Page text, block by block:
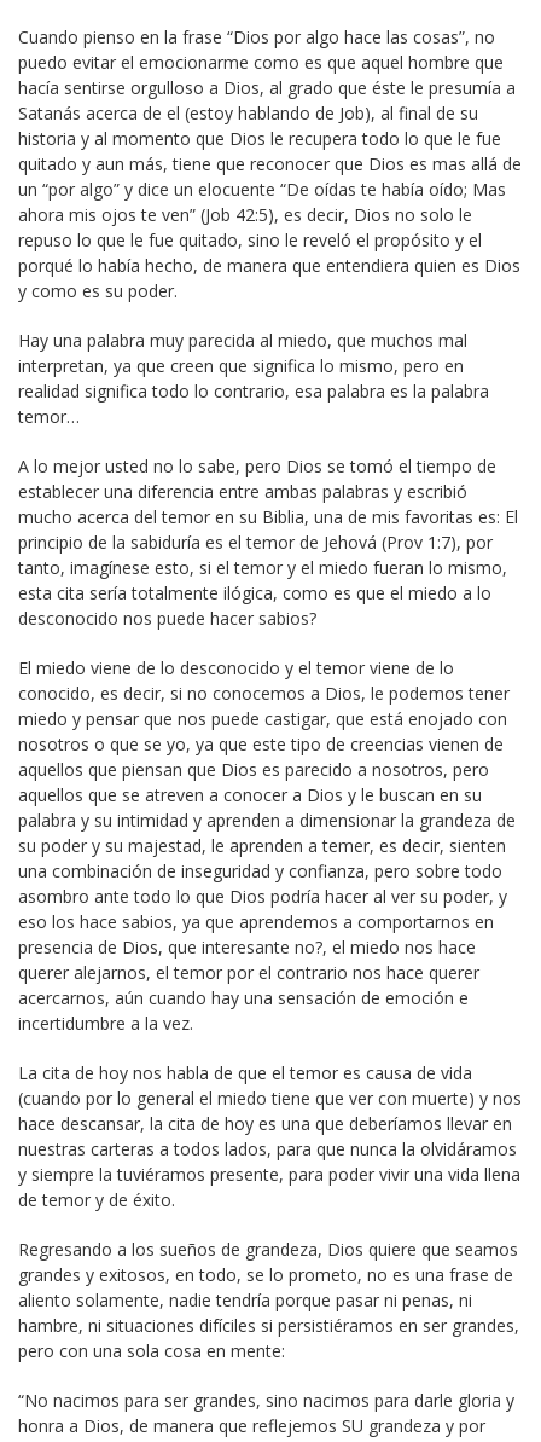
Cuando pienso en la frase “Dios por algo hace las cosas”, no
puedo evitar el emocionarme como es que aquel hombre que
hacía sentirse orgulloso a Dios, al grado que éste le presumía a
Satanás acerca de el (estoy hablando de Job), al final de su
historia y al momento que Dios le recupera todo lo que le fue
quitado y aun más, tiene que reconocer que Dios es mas allá de
un “por algo” y dice un elocuente “De oídas te había oído; Mas
ahora mis ojos te ven” (Job 42:5), es decir, Dios no solo le
repuso lo que le fue quitado, sino le reveló el propósito y el
porqué lo había hecho, de manera que entendiera quien es Dios
y como es su poder.
Hay una palabra muy parecida al miedo, que muchos mal
interpretan, ya que creen que significa lo mismo, pero en
realidad significa todo lo contrario, esa palabra es la palabra
temor…
A lo mejor usted no lo sabe, pero Dios se tomó el tiempo de
establecer una diferencia entre ambas palabras y escribió
mucho acerca del temor en su Biblia, una de mis favoritas es: El
principio de la sabiduría es el temor de Jehová (Prov 1:7), por
tanto, imagínese esto, si el temor y el miedo fueran lo mismo,
esta cita sería totalmente ilógica, como es que el miedo a lo
desconocido nos puede hacer sabios?
El miedo viene de lo desconocido y el temor viene de lo
conocido, es decir, si no conocemos a Dios, le podemos tener
miedo y pensar que nos puede castigar, que está enojado con
nosotros o que se yo, ya que este tipo de creencias vienen de
aquellos que piensan que Dios es parecido a nosotros, pero
aquellos que se atreven a conocer a Dios y le buscan en su
palabra y su intimidad y aprenden a dimensionar la grandeza de
su poder y su majestad, le aprenden a temer, es decir, sienten
una combinación de inseguridad y confianza, pero sobre todo
asombro ante todo lo que Dios podría hacer al ver su poder, y
eso los hace sabios, ya que aprendemos a comportarnos en
presencia de Dios, que interesante no?, el miedo nos hace
querer alejarnos, el temor por el contrario nos hace querer
acercarnos, aún cuando hay una sensación de emoción e
incertidumbre a la vez.
La cita de hoy nos habla de que el temor es causa de vida
(cuando por lo general el miedo tiene que ver con muerte) y nos
hace descansar, la cita de hoy es una que deberíamos llevar en
nuestras carteras a todos lados, para que nunca la olvidáramos
y siempre la tuviéramos presente, para poder vivir una vida llena
de temor y de éxito.
Regresando a los sueños de grandeza, Dios quiere que seamos
grandes y exitosos, en todo, se lo prometo, no es una frase de
aliento solamente, nadie tendría porque pasar ni penas, ni
hambre, ni situaciones difíciles si persistiéramos en ser grandes,
pero con una sola cosa en mente:
“No nacimos para ser grandes, sino nacimos para darle gloria y
honra a Dios, de manera que reflejemos SU grandeza y por